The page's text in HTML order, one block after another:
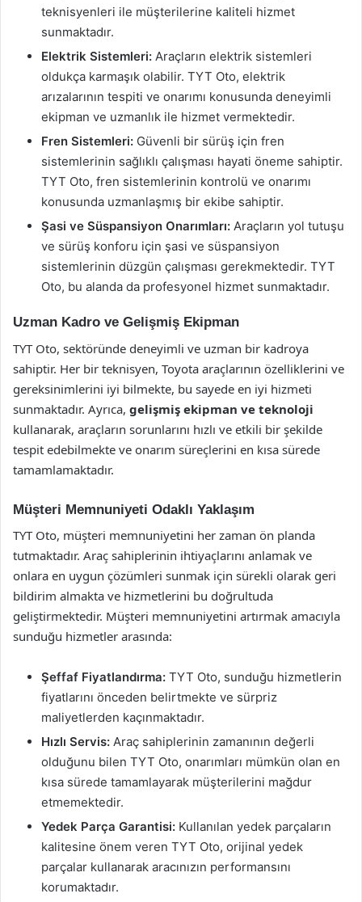
teknisyenleri ile müşterilerine kaliteli hizmet
sunmaktadır.
Elektrik Sistemleri: Araçların elektrik sistemleri
oldukça karmaşık olabilir. TYT Oto, elektrik
arızalarının tespiti ve onarımı konusunda deneyimli
ekipman ve uzmanlık ile hizmet vermektedir.
Fren Sistemleri: Güvenli bir sürüş için fren
sistemlerinin sağlıklı çalışması hayati öneme sahiptir.
TYT Oto, fren sistemlerinin kontrolü ve onarımı
konusunda uzmanlaşmış bir ekibe sahiptir.
Şasi ve Süspansiyon Onarımları: Araçların yol tutuşu
ve sürüş konforu için şasi ve süspansiyon
sistemlerinin düzgün çalışması gerekmektedir. TYT
Oto, bu alanda da profesyonel hizmet sunmaktadır.
Uzman Kadro ve Gelişmiş Ekipman
TYT Oto, sektöründe deneyimli ve uzman bir kadroya
sahiptir. Her bir teknisyen, Toyota araçlarının özelliklerini ve
gereksinimlerini iyi bilmekte, bu sayede en iyi hizmeti
sunmaktadır. Ayrıca, gelişmiş ekipman ve teknoloji
kullanarak, araçların sorunlarını hızlı ve etkili bir şekilde
tespit edebilmekte ve onarım süreçlerini en kısa sürede
tamamlamaktadır.
Müşteri Memnuniyeti Odaklı Yaklaşım
TYT Oto, müşteri memnuniyetini her zaman ön planda
tutmaktadır. Araç sahiplerinin ihtiyaçlarını anlamak ve
onlara en uygun çözümleri sunmak için sürekli olarak geri
bildirim almakta ve hizmetlerini bu doğrultuda
geliştirmektedir. Müşteri memnuniyetini artırmak amacıyla
sunduğu hizmetler arasında:
Şeffaf Fiyatlandırma: TYT Oto, sunduğu hizmetlerin
fiyatlarını önceden belirtmekte ve sürpriz
maliyetlerden kaçınmaktadır.
Hızlı Servis: Araç sahiplerinin zamanının değerli
olduğunu bilen TYT Oto, onarımları mümkün olan en
kısa sürede tamamlayarak müşterilerini mağdur
etmemektedir.
Yedek Parça Garantisi: Kullanılan yedek parçaların
kalitesine önem veren TYT Oto, orijinal yedek
parçalar kullanarak aracınızın performansını
korumaktadır.